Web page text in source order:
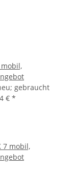
mobil,
gebraucht
€ *